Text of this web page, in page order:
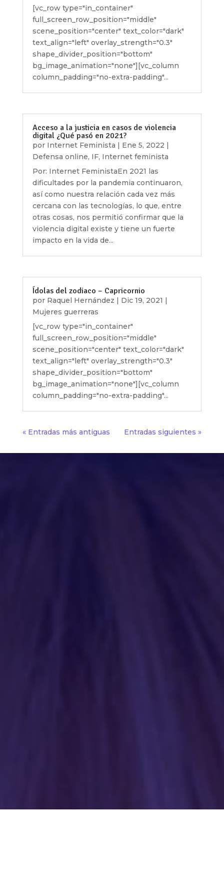
[vc_row type="in_container"
full_screen_row_position="middle"
scene_position="center" text_color="dark"
text_align="left" overlay_strength="0.3"
shape_divider_position="bottom"
bg_image_animation="none"][vc_column
column_padding="no-extra-padding"...
Acceso a la justicia en casos de violencia
digital ¿Qué pasó en 2021?
por Internet Feminista | Ene 5, 2022 |
Defensa online, IF, Internet feminista
Por: Internet FeministaEn 2021 las
dificultades por la pandemia continuaron,
así como nuestra relación cada vez más
cercana con las tecnologías, lo que, entre
otras cosas, nos permitió confirmar que la
violencia digital existe y tiene un fuerte
impacto en la vida de...
Ídolas del zodiaco – Capricornio
por Raquel Hernández | Dic 19, 2021 |
Mujeres guerreras
[vc_row type="in_container"
full_screen_row_position="middle"
scene_position="center" text_color="dark"
text_align="left" overlay_strength="0.3"
shape_divider_position="bottom"
bg_image_animation="none"][vc_column
column_padding="no-extra-padding"...
« Entradas más antiguas Entradas siguientes »